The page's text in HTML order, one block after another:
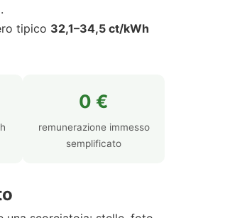
tipico 32,1–34,5 ct/kWh
0 €
remunerazione immesso
semplificato